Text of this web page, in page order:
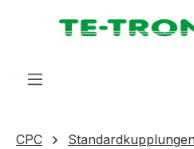
springen
CPC